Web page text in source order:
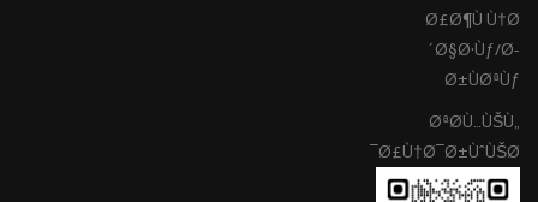
Ø£Ø¶Ù Ù†Ø
´Ø§Ø·Ùƒ/Ø­
Ø±ÙØªÙƒ
ØªØ­Ù…ÙŠÙ„
Ø£Ù†Ø¯Ø±ÙˆÙŠØ¯